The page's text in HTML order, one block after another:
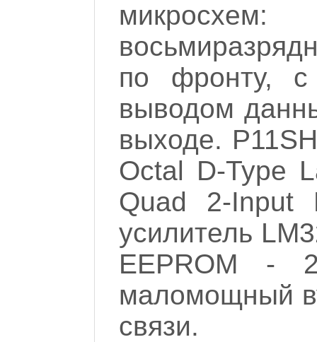
по фронту,
выводом
выходе.
Octal D-Type
Quad 2-Input
усилитель
EEPROM -
маломощный
связи.